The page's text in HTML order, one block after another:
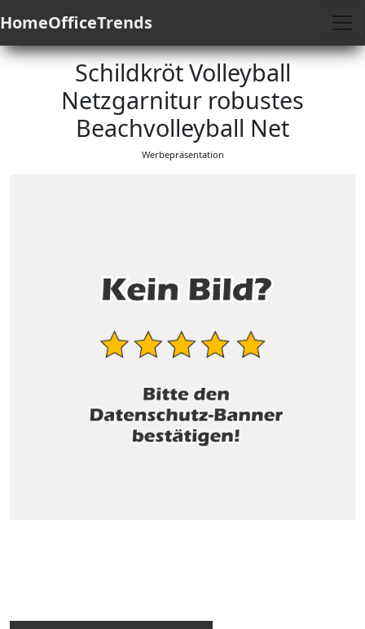
HomeOfficeTrends
Schildkröt Volleyball
Netzgarnitur robustes
Beachvolleyball Net
Werbepräsentation